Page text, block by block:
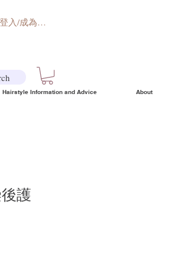
入/成為會員
Hairstyle Information and Advice About
護